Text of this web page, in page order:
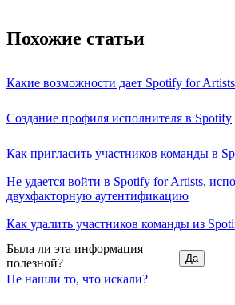
Не нашли то, что искали?
Похожие статьи
Какие возможности дает Spotify for
Создание профиля исполнителя в Spotify
Как пригласить участников команды в
Не удается войти в Spotify for Artists,
двухфакторную аутентификацию
Как удалить участников команды из
Была ли эта информация
полезной?
Да